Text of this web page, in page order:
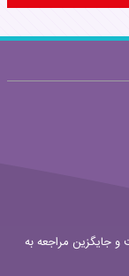
جایگزین مراجعه به